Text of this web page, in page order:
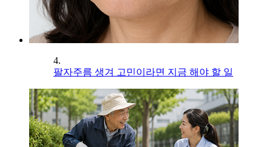
4.
팔자주름 생겨 고민이라면 지금 해야 할 일